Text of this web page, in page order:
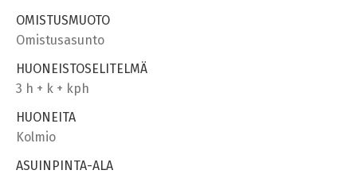
OMISTUSMUOTO
Omistusasunto
HUONEISTOSELITELMÄ
3 h + k + kph
HUONEITA
Kolmio
ASUINPINTA-ALA